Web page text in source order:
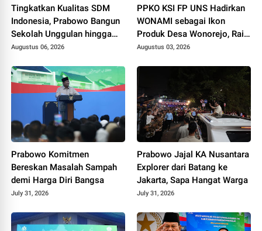
Tingkatkan Kualitas SDM
Indonesia, Prabowo Bangun
Sekolah Unggulan hingga
Undang Universitas Terbaik
Augustus 06, 2026
PPKO KSI FP UNS Hadirkan
WONAMI sebagai Ikon
Produk Desa Wonorejo, Raih
Tiga Penghargaan di
2026
Augustus 03, 2026
Prabowo Komitmen
Bereskan Masalah Sampah
demi Harga Diri Bangsa
July 31, 2026
Prabowo Jajal KA Nusantara
Explorer dari Batang ke
Jakarta, Sapa Hangat Warga
July 31, 2026